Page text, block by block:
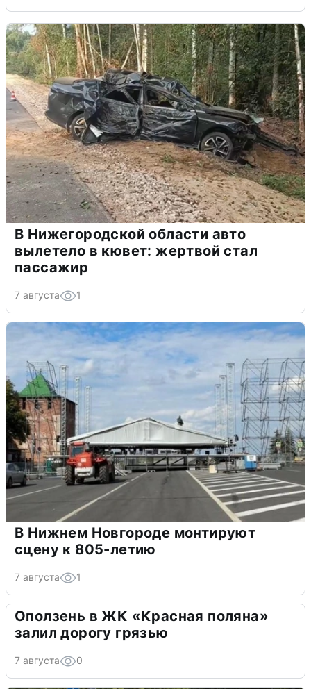
В Нижегородской области авто
вылетело в кювет: жертвой стал
пассажир
7 августа 1
В Нижнем Новгороде монтируют
сцену к 805-летию
7 августа 1
Оползень в ЖК «Красная поляна»
залил дорогу грязью
7 августа 0